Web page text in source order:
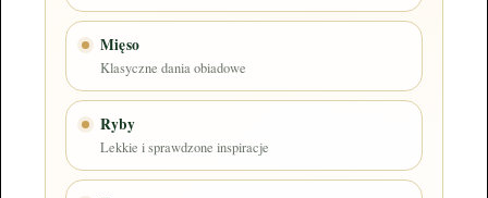
Mięso
Klasyczne dania obiadowe
Ryby
Lekkie i sprawdzone inspiracje